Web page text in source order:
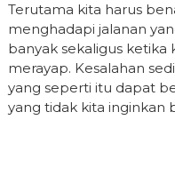
Terutama kita harus
menghadapi jalanan
banyak sekaligus
merayap. Kesalahan
yang seperti itu dapat
yang tidak kita inginkan